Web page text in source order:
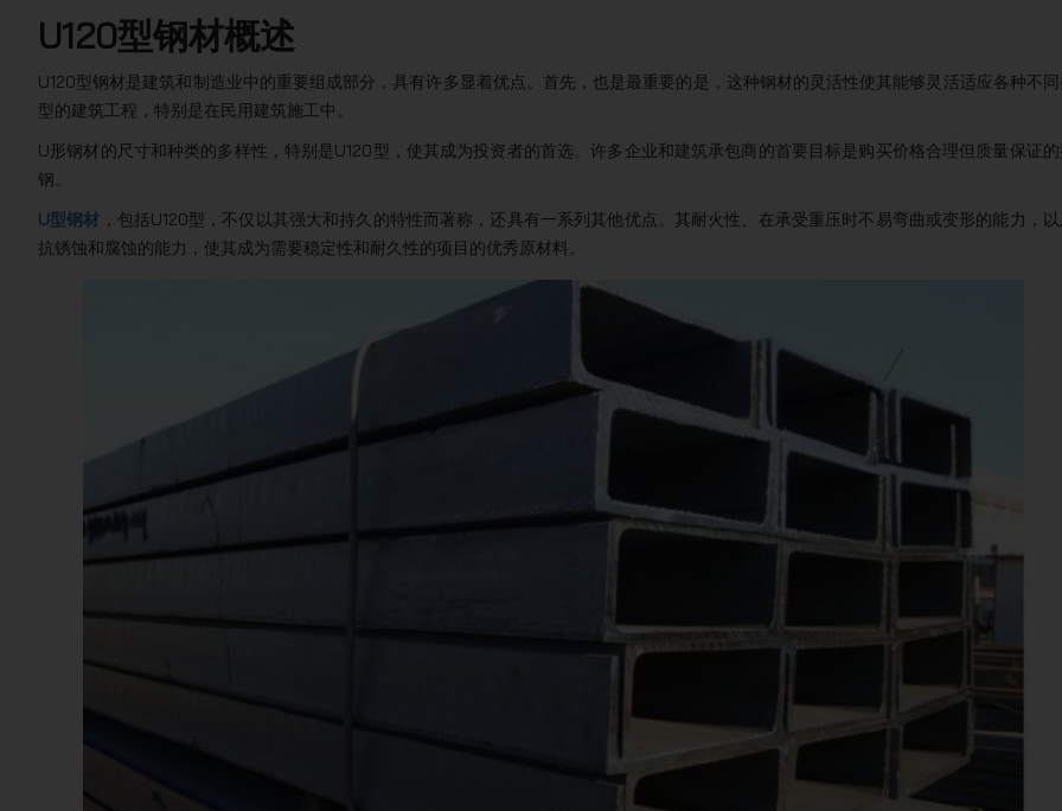
U120型钢材概述
U120型钢材是建筑和制造业中的重要组成部分，具有许多显着优点。首先，也是最重要的是，这种钢材的灵活性使其能够灵活适应各种不
型的建筑工程，特别是在民用建筑施工中。
U形钢材的尺寸和种类的多样性，特别是U120型，使其成为投资者的首选。许多企业和建筑承包商的首要目标是购买价格合理但质量保证
钢。
U型钢材 ，包括U120型，不仅以其强大和持久的特性而著称，还具有一系列其他优点。其耐火性、在承受重压时不易弯曲或变形的能力，
抗锈蚀和腐蚀的能力，使其成为需要稳定性和耐久性的项目的优秀原材料。